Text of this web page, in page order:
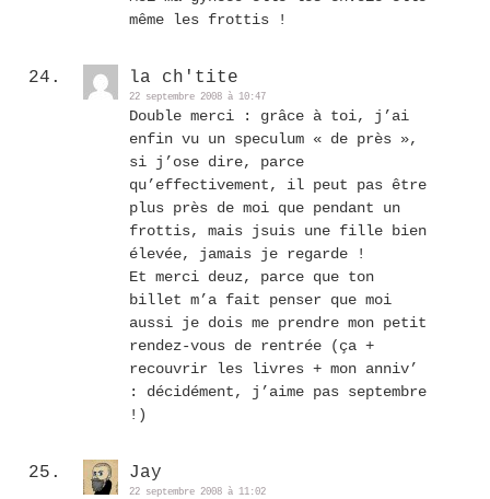
même les frottis !
la ch'tite
22 septembre 2008 à 10:47
Double merci : grâce à toi, j’ai
enfin vu un speculum « de près »,
si j’ose dire, parce
qu’effectivement, il peut pas être
plus près de moi que pendant un
frottis, mais jsuis une fille bien
élevée, jamais je regarde !
Et merci deuz, parce que ton
billet m’a fait penser que moi
aussi je dois me prendre mon petit
rendez-vous de rentrée (ça +
recouvrir les livres + mon anniv’
: décidément, j’aime pas septembre
!)
Jay
22 septembre 2008 à 11:02